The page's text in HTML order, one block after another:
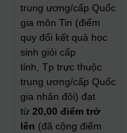
trung ương/cấp Quốc
gia môn Tin (điểm
quy đổi kết quả học
sinh giỏi cấp
tỉnh, Tp trực thuộc
trung ương/cấp Quốc
gia nhân đôi) đạt
từ 20,00 điểm trở
lên (đã cộng điểm